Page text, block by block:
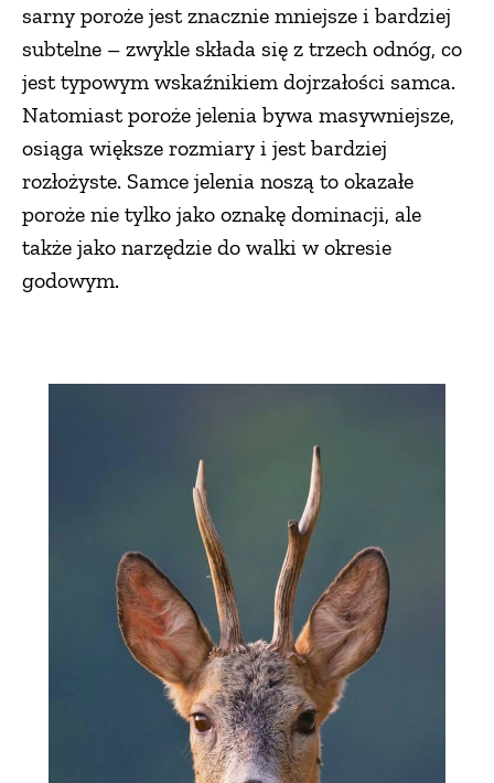
sarny poroże jest znacznie mniejsze i bardziej
subtelne – zwykle składa się z trzech odnóg, co
jest typowym wskaźnikiem dojrzałości samca.
Natomiast poroże jelenia bywa masywniejsze,
osiąga większe rozmiary i jest bardziej
rozłożyste. Samce jelenia noszą to okazałe
poroże nie tylko jako oznakę dominacji, ale
także jako narzędzie do walki w okresie
godowym.